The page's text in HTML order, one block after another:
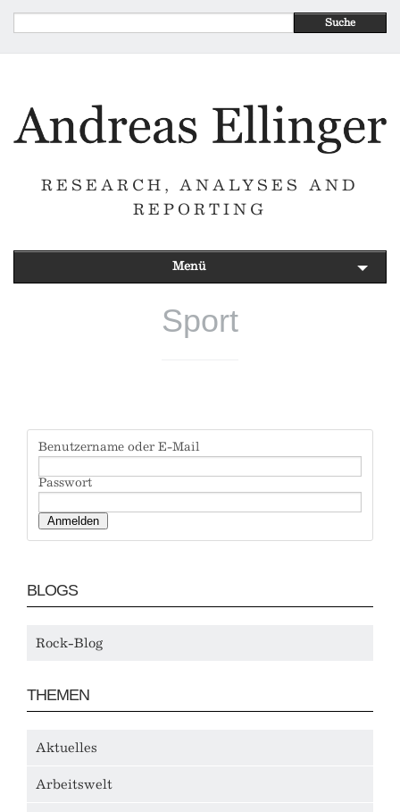
Suche
RESEARCH, ANALYSES AND
REPORTING
Menü
Sport
Benutzername oder E-Mail
Passwort
BLOGS
Rock-Blog
THEMEN
Aktuelles
Arbeitswelt